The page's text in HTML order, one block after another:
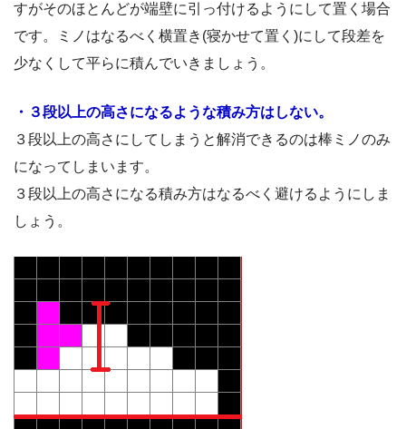
すがそのほとんどが端壁に引っ付けるようにして置く場合
です。ミノはなるべく横置き(寝かせて置く)にして段差を
少なくして平らに積んでいきましょう。
・３段以上の高さになるような積み方はしない。
３段以上の高さにしてしまうと解消できるのは棒ミノのみ
になってしまいます。
３段以上の高さになる積み方はなるべく避けるようにしま
しょう。